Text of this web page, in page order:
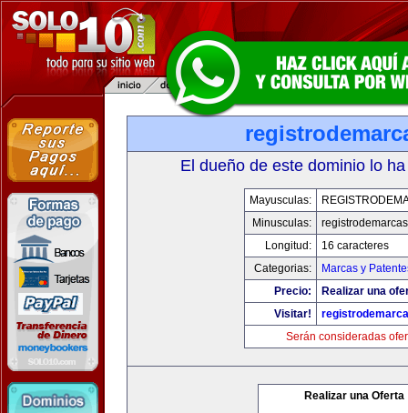
El dueño de este dominio lo
Mayusculas:
Minusculas:
Longitud:
16 caracteres
Categorias:
Marcas y
Precio:
Realizar una
Visitar!
Serán consideradas
Realizar una Oferta